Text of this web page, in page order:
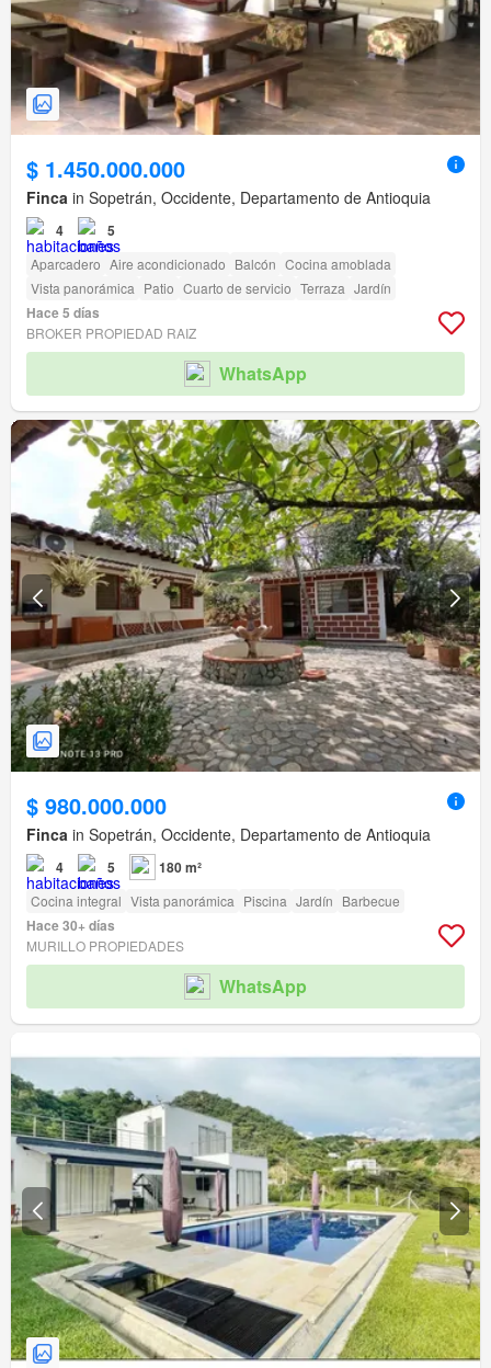
$ 1.450.000.000
Finca in Sopetrán, Occidente, Departamento de Antioquia
4 5
Aparcadero Aire acondicionado Balcón Cocina amoblada
Vista panorámica Patio Cuarto de servicio Terraza Jardín
Hace 5 días
BROKER PROPIEDAD RAIZ
WhatsApp
$ 980.000.000
Finca in Sopetrán, Occidente, Departamento de Antioquia
4 5 180 m²
Cocina integral Vista panorámica Piscina Jardín Barbecue
Hace 30+ días
MURILLO PROPIEDADES
WhatsApp